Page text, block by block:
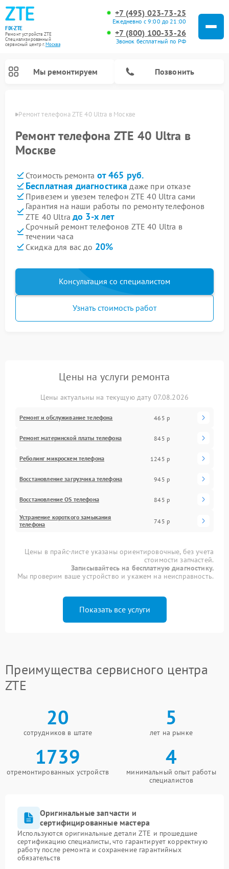
FIX-ZTE
Ремонт устройств ZTE
Специализированный
cервисный центр г.Москва
+7 (495) 023-73-25
Ежедневно с 9:00 до 21:00
+7 (800) 100-33-26
Звонок бесплатный по РФ
Мы ремонтируем Позвонить
Ремонт телефона ZTE 40 Ultra в Москве
Ремонт телефона ZTE 40 Ultra в
Москве
Стоимость ремонта от 465 руб.
Бесплатная диагностика даже при отказе
Привезем и увезем телефон ZTE 40 Ultra сами
Гарантия на наши работы по ремонту телефонов
ZTE 40 Ultra до 3-х лет
Срочный ремонт телефонов ZTE 40 Ultra в
течении часа
Скидка для вас до 20%
Консультация со специалистом
Узнать стоимость работ
Цены на услуги ремонта
Цены актуальны на текущую дату 07.08.2026
Ремонт и обслуживание телефона 465 р
Ремонт материнской платы телефона 845 р
Реболинг микросхем телефона 1245 р
Восстановление загрузчика телефона 945 р
Восстановление OS телефона 845 р
Устранение короткого замыкания
телефона
745 р
Цены в прайс-листе указаны ориентировочные, без учета
стоимости запчастей.
Записывайтесь на бесплатную диагностику.
Мы проверим ваше устройство и укажем на неисправность.
Показать все услуги
Преимущества сервисного центра
ZTE
20
сотрудников в штате
5
лет на рынке
1739
отремонтированных устройств
4
минимальный опыт работы
специалистов
Оригинальные запчасти и
сертифицированные мастера
Используются оригинальные детали ZTE и прошедшие
сертификацию специалисты, что гарантирует корректную
работу после ремонта и сохранение гарантийных
обязательств